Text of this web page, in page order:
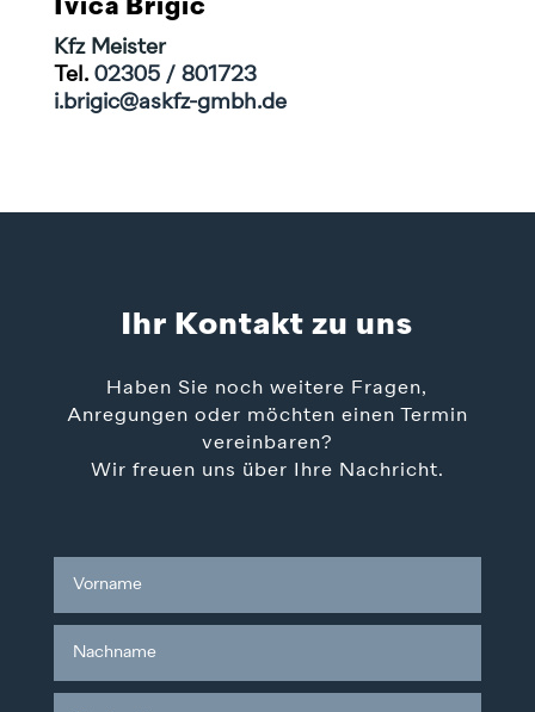
Ivica Brigic
Kfz Meister
Tel. 02305 / 801723
i.brigic@askfz-gmbh.de
Ihr Kontakt zu uns
Haben Sie noch weitere Fragen,
Anregungen oder möchten einen Termin
vereinbaren?
Wir freuen uns über Ihre Nachricht.